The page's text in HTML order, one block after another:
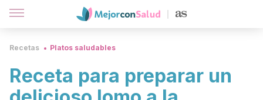
Recetas Platos saludables
Receta para preparar un